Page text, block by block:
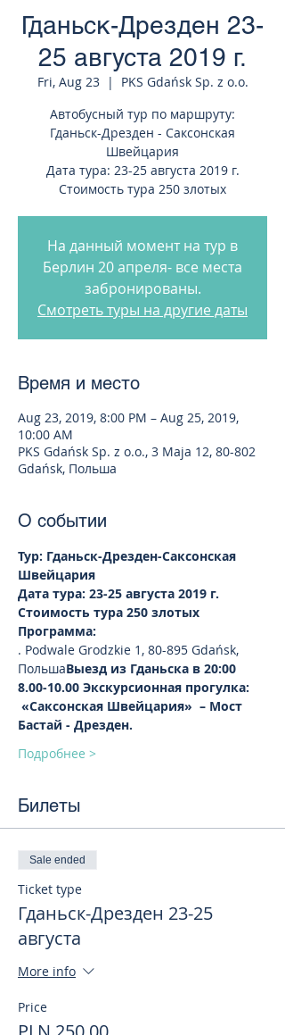
Гданьск-Дрезден 23-
25 августа 2019 г.
Fri, Aug 23
  |
PKS Gdańsk Sp. z o.o.
Автобусный тур по маршруту:
Гданьск-Дрезден - Саксонская
Швейцария
Дата тура: 23-25 августа 2019 г.
Стоимость тура 250 злотых
На данный момент на тур в
Берлин 20 апреля- все места
забронированы.
Смотреть туры на другие даты
Время и место
Aug 23, 2019, 8:00 PM – Aug 25, 2019,
10:00 AM
PKS Gdańsk Sp. z o.o., 3 Maja 12, 80-802
Gdańsk, Польша
О событии
Тур: Гданьск-Дрезден-Саксонская
Швейцария
Дата тура: 23-25 августа 2019 г.
Стоимость тура 250 злотых
Программа:
. Podwale Grodzkie 1, 80-895 Gdańsk,
ПольшаВыезд из Гданьска в 20:00
8.00-10.00 Экскурсионная прогулка:
«Саксонская Швейцария»  – Мост
Бастай - Дрезден.
Подробнее >
Билеты
Sale ended
Ticket type
Гданьск-Дрезден 23-25
августа
More info
Price